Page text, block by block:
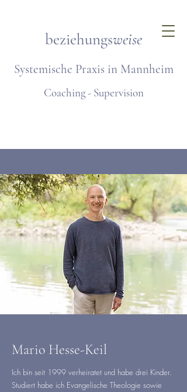
beziehungsweise
Systemische Praxis in Mannheim
Coaching - Supervision
Mario Hesse-Keil
Ich bin seit 1999 verheiratet und habe drei Kinder.
Studiert habe ich Evangelische Theologie sowie